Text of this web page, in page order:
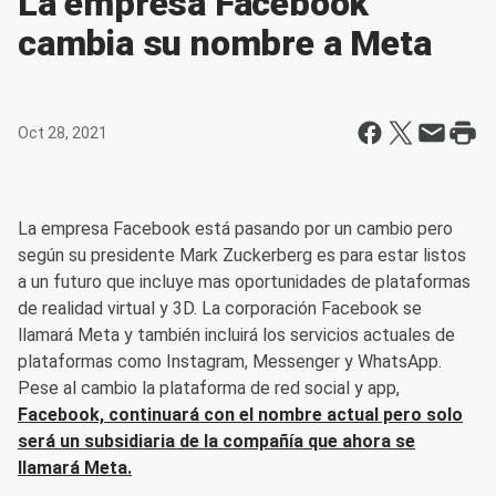
cambia su nombre a Meta
Oct 28, 2021
La empresa Facebook está pasando por un cambio pero
según su presidente Mark Zuckerberg es para estar listos
a un futuro que incluye mas oportunidades de plataformas
de realidad virtual y 3D. La corporación Facebook se
llamará Meta y también incluirá los servicios actuales de
plataformas como Instagram, Messenger y WhatsApp.
Pese al cambio la plataforma de red social y app,
Facebook, continuará con el nombre actual pero solo
será un subsidiaria de la compañía que ahora se
llamará Meta.